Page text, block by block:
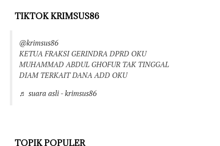
TIKTOK KRIMSUS86
@krimsus86
KETUA FRAKSI GERINDRA DPRD OKU
MUHAMMAD ABDUL GHOFUR TAK TINGGAL
DIAM TERKAIT DANA ADD OKU
♬ suara asli - krimsus86
TOPIK POPULER